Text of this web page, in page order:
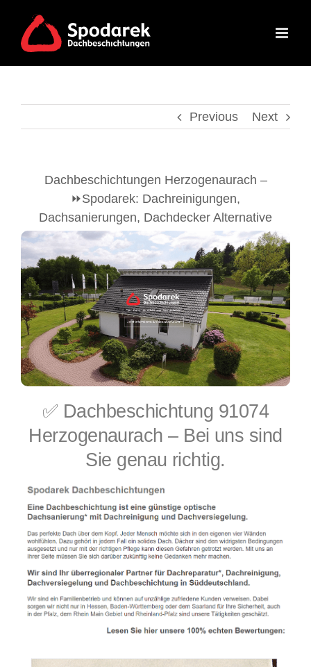
content
Previous Next
Dachbeschichtungen Herzogenaurach –
⏩Spodarek: Dachreinigungen,
Dachsanierungen, Dachdecker Alternative
✅ Dachbeschichtung 91074
Herzogenaurach – Bei uns sind
Sie genau richtig.